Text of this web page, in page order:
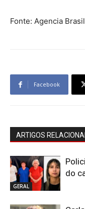
Fonte: Agencia Brasil
Facebook
ARTIGOS
GERAL
do